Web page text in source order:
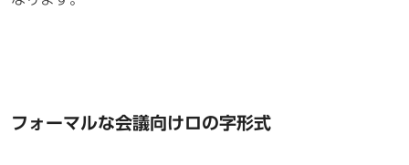
フォーマルな会議向けロの字形式